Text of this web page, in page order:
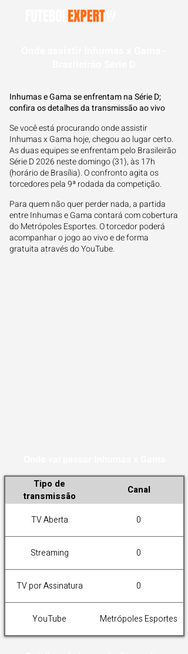
Inhumas e Gama se enfrentam na Série D;
confira os detalhes da transmissão ao vivo
Se você está procurando onde assistir
Inhumas x Gama hoje, chegou ao lugar certo.
As duas equipes se enfrentam pelo Brasileirão
Série D 2026 neste domingo (31), às 17h
(horário de Brasília). O confronto agita os
torcedores pela 9ª rodada da competição.
Para quem não quer perder nada, a partida
entre Inhumas e Gama contará com cobertura
do Metrópoles Esportes. O torcedor poderá
acompanhar o jogo ao vivo e de forma
gratuita através do YouTube.
Tipo de
transmissão
Canal
TV Aberta 0
Streaming 0
TV por Assinatura 0
YouTube Metrópoles Esportes